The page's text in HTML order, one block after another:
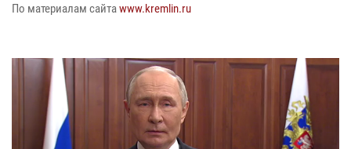
По материалам сайтаwww.kremlin.ru